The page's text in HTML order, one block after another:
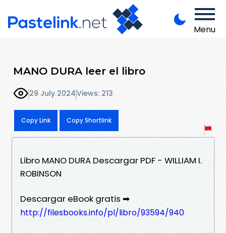
Menu
MANO DURA leer el libro
29 July 2024Views: 213
Copy Link Copy Shortlink
Libro MANO DURA Descargar PDF - WILLIAM I.
ROBINSON
Descargar eBook gratis ➡
http://filesbooks.info/pl/libro/93594/940